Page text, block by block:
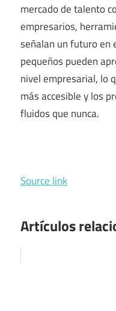
mercado de talento
empresarios,
señalan un futuro en
pequeños pueden
nivel empresarial, lo
más accesible y los
fluidos que nunca.
Source link
Artículos